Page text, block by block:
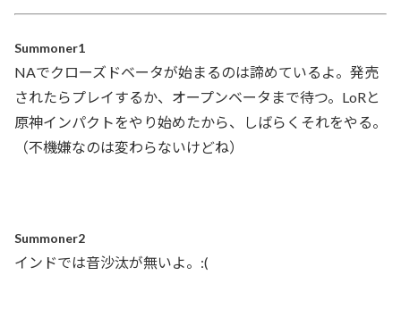
Summoner1
NAでクローズドベータが始まるのは諦めているよ。発売
されたらプレイするか、オープンベータまで待つ。LoRと
原神インパクトをやり始めたから、しばらくそれをやる。
（不機嫌なのは変わらないけどね）
Summoner2
インドでは音沙汰が無いよ。:(